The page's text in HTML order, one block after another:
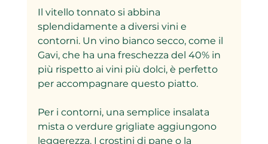
Il vitello tonnato si abbina
splendidamente a diversi vini e
contorni. Un vino bianco secco, come il
Gavi, che ha una freschezza del 40% in
più rispetto ai vini più dolci, è perfetto
per accompagnare questo piatto.
Per i contorni, una semplice insalata
mista o verdure grigliate aggiungono
leggerezza. I crostini di pane o la